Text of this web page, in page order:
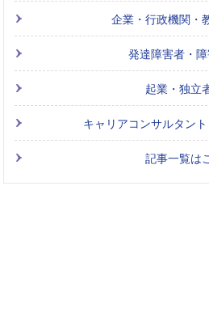
企業・行政機関・
発達障害者・
起業・独立
キャリアコンサルタン
記事一覧は